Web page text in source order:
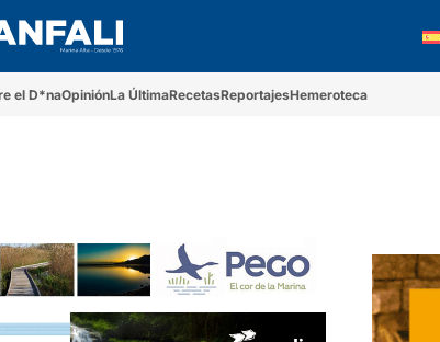
el D*naOpiniónLa ÚltimaRecetasReportajesHemeroteca